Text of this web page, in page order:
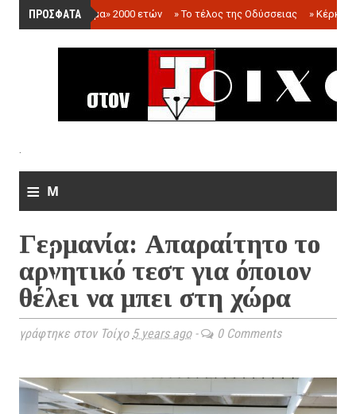
ΠΡΟΣΦΑΤΑ
»«Ολόγραμμα» 2000 ετών »Το τέλος της Οδύσσειας »
.
≡ M
n
u
Γερμανία: Απαραίτητο το
αρνητικό τεστ για όποιον
θέλει να μπει στη χώρα
γράφτηκε στον Τοίχο 5 years ago- 0 Comments